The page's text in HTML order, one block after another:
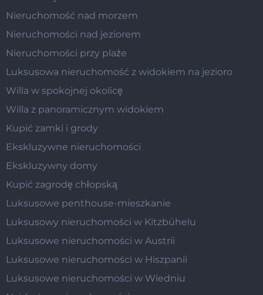
Nieruchomość nad morzem
Nieruchomości nad jeziorem
Nieruchomości przy plaże
Luksusowa nieruchomość z widokiem na jezioro
Willa w spokojnej okolicę
Willa z panoramicznym widokiem
Kupić zamki i grody
Ekskluzywne nieruchomości
Ekskluzywny domy
Kupić zagrodę chłopską
Luksusowe penthouse-mieszkanie
Luksusowy nieruchomości w Kitzbühelu
Luksusowe nieruchomości w Austrii
Luksusowe nieruchomości w Hiszpanii
Luksusowe nieruchomości w Wiedniu